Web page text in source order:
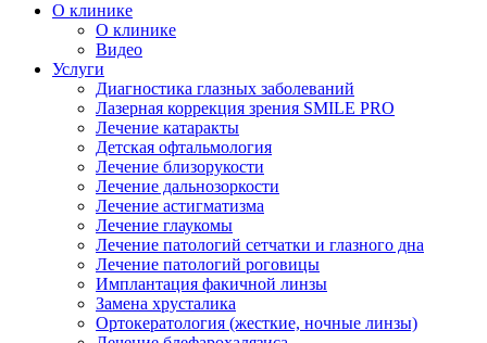
О клинике
О клинике
Видео
Услуги
Диагностика глазных заболеваний
Лазерная коррекция зрения SMILE PRO
Лечение катаракты
Детская офтальмология
Лечение близорукости
Лечение дальнозоркости
Лечение астигматизма
Лечение глаукомы
Лечение патологий сетчатки и глазного дна
Лечение патологий роговицы
Имплантация факичной линзы
Замена хрусталика
Ортокератология (жесткие, ночные линзы)